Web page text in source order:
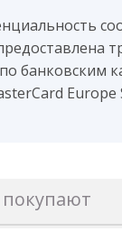
банковским
Europe